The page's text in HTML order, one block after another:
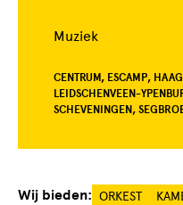
Muziek
CENTRUM, ESCAMP,
LEIDSCHENVEEN-
SCHEVENINGEN,
Wij bieden: ORKEST